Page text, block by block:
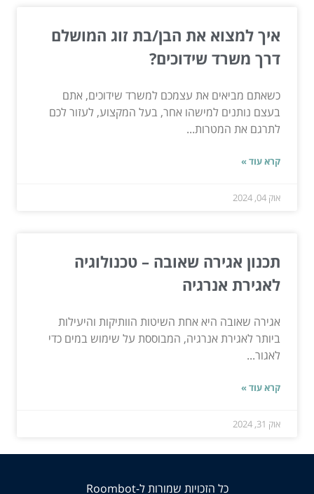
איך למצוא את הבן/בת זוג המושלם
דרך משרד שידוכים?
כשאתם מביאים את עצמכם למשרד שידוכים, אתם
בעצם נותנים למישהו אחר, בעל המקצוע, לעזור לכם
לתרגם את המטרות...
קרא עוד »
אוק 04, 2024
תכנון אגירה שאובה – טכנולוגיה
לאגירת אנרגיה
אגירה שאובה היא אחת השיטות הוותיקות והיעילות
ביותר לאגירת אנרגיה, המבוססת על שימוש במים כדי
לאגור...
קרא עוד »
אוק 31, 2024
כל הזכויות שמורות ל-Roombot